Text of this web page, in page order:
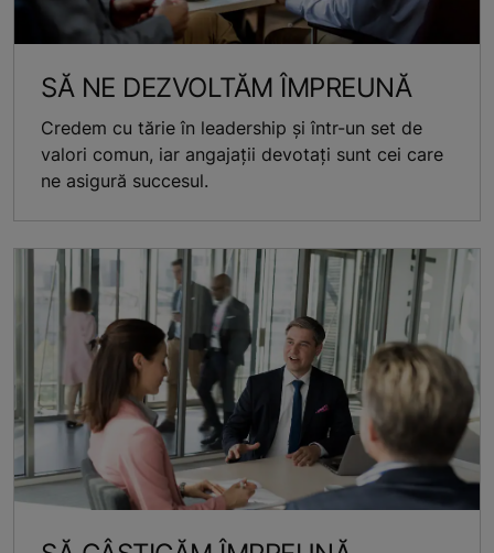
SĂ NE DEZVOLTĂM ÎMPREUNĂ
Credem cu tărie în leadership și într-un set de
valori comun, iar angajații devotați sunt cei care
ne asigură succesul.